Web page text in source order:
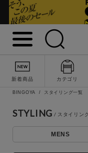
新着商品 カテゴリ
BINGOYA スタイリング一覧
STYLING
MENS